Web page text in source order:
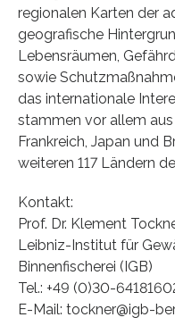
regionalen Karten der
geografische
Lebensräumen,
sowie
das internationale
stammen vor allem aus
Frankreich, Japan und
weiteren 117 Ländern
Kontakt:
Prof. Dr. Klement
Leibniz-Institut für
Binnenfischerei (IGB)
Tel.: +49 (0)30-
E-Mail: tockner@igb-